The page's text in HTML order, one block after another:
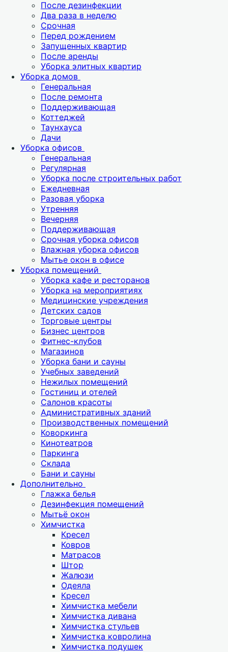
После дезинфекции
Два раза в неделю
Срочная
Перед рождением
Запущенных квартир
После аренды
Уборка элитных квартир
Уборка домов
Генеральная
После ремонта
Поддерживающая
Коттеджей
Таунхауса
Дачи
Уборка офисов
Генеральная
Регулярная
Уборка после строительных работ
Ежедневная
Разовая уборка
Утренняя
Вечерняя
Поддерживающая
Срочная уборка офисов
Влажная уборка офисов
Мытье окон в офисе
Уборка помещений
Уборка кафе и ресторанов
Уборка на мероприятиях
Медицинские учреждения
Детских садов
Торговые центры
Бизнес центров
Фитнес-клубов
Магазинов
Уборка бани и сауны
Учебных заведений
Нежилых помещений
Гостиниц и отелей
Салонов красоты
Административных зданий
Производственных помещений
Коворкинга
Кинотеатров
Паркинга
Склада
Бани и сауны
Дополнительно
Глажка белья
Дезинфекция помещений
Мытьё окон
Химчистка
Кресел
Ковров
Матрасов
Штор
Жалюзи
Одеяла
Кресел
Химчистка мебели
Химчистка дивана
Химчистка стульев
Химчистка ковролина
Химчистка подушек